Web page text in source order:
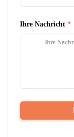
Ihre Nachricht